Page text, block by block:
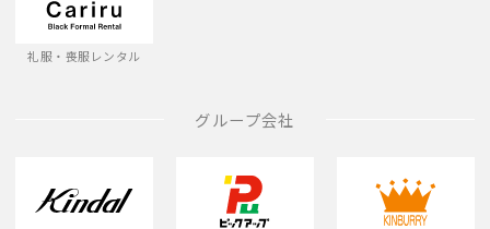
礼服・喪服レンタル
グループ会社